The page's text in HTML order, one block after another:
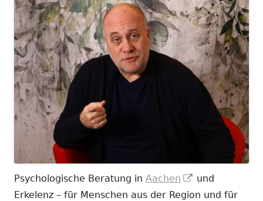
Psychologische Beratung in Aachen
In
neuem
und
Erkelenz – für Menschen aus der Region und für